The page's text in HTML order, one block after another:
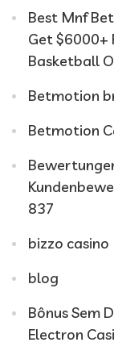
Best Mnf
Get $6000+
Basketball
Betmotion
Betmotion
837
bizzo casino
blog
Bônus Sem
Electron